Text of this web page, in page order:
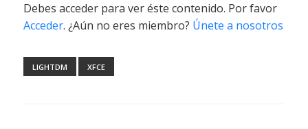
Debes acceder para ver éste contenido. Por favor
Acceder. ¿Aún no eres miembro? Únete a nosotros
LIGHTDM XFCE